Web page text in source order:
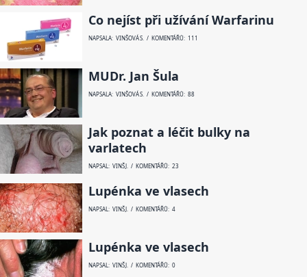
Co nejíst při užívání Warfarinu
NAPSALA: VINŠOVÁ S. / KOMENTÁŘŮ: 111
MUDr. Jan Šula
NAPSALA: VINŠOVÁ S. / KOMENTÁŘŮ: 88
Jak poznat a léčit bulky na
varlatech
NAPSAL: VINŠ J. / KOMENTÁŘŮ: 23
Lupénka ve vlasech
NAPSAL: VINŠ J. / KOMENTÁŘŮ: 4
Lupénka ve vlasech
NAPSAL: VINŠ J. / KOMENTÁŘŮ: 0